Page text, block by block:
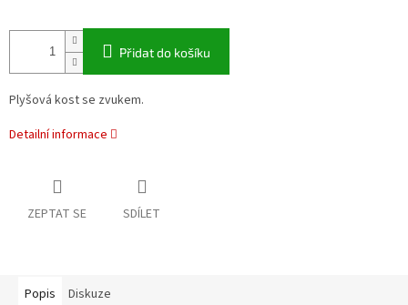
Přidat do košíku
Plyšová kost se zvukem.
Detailní informace
ZEPTAT SE SDÍLET
Popis Diskuze